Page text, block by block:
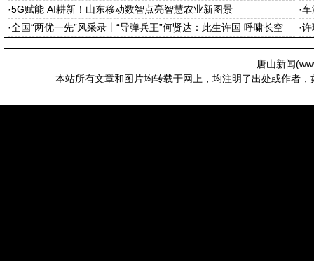
·5G赋能 AI耕新！山东移动数智点亮智慧农业新图景 ·车
·全国“两优一先”风采录丨“导弹兵王”何贤达：此生许国 呼啸长空 ·许
唐山新闻(
本站所有文章和图片均转载于网上，均注明了出处或作者